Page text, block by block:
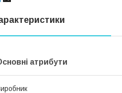
атрибути